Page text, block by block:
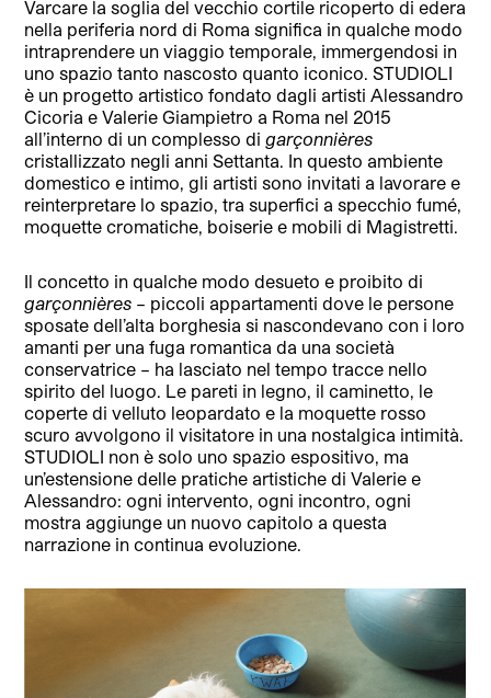
Varcare la soglia del vecchio cortile ricoperto di edera
nella periferia nord di Roma significa in qualche modo
intraprendere un viaggio temporale, immergendosi in
uno spazio tanto nascosto quanto iconico. STUDIOLI
è un progetto artistico fondato dagli artisti Alessandro
Cicoria e Valerie Giampietro a Roma nel 2015
all’interno di un complesso digarçonnières
cristallizzato negli anni Settanta. In questo ambiente
domestico e intimo, gli artisti sono invitati a lavorare e
reinterpretare lo spazio, tra superfici a specchio fumé,
moquette cromatiche, boiserie e mobili di Magistretti.
Il concetto in qualche modo desueto e proibito di
garçonnières – piccoli appartamenti dove le persone
sposate dell’alta borghesia si nascondevano con i loro
amanti per una fuga romantica da una società
conservatrice – ha lasciato nel tempo tracce nello
spirito del luogo. Le pareti in legno, il caminetto, le
coperte di velluto leopardato e la moquette rosso
scuro avvolgono il visitatore in una nostalgica intimità.
STUDIOLI non è solo uno spazio espositivo, ma
un’estensione delle pratiche artistiche di Valerie e
Alessandro: ogni intervento, ogni incontro, ogni
mostra aggiunge un nuovo capitolo a questa
narrazione in continua evoluzione.